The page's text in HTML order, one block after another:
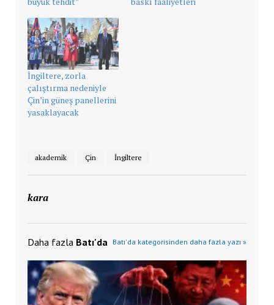
İngiltere, zorla
çalıştırma nedeniyle
Çin’in güneş panellerini
yasaklayacak
akademik Çin İngiltere
kara
Daha fazla Batı'da Batı'da kategorisinden daha fazla yazı »